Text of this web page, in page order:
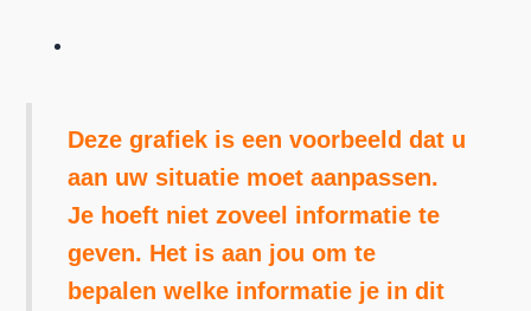
Deze grafiek is een voorbeeld dat u
aan uw situatie moet aanpassen.
Je hoeft niet zoveel informatie te
geven. Het is aan jou om te
bepalen welke informatie je in dit